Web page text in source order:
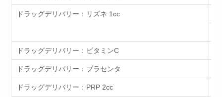
ドラッグデリバリー：リズネ 1cc
ドラッグデリバリー：ビタミンC
ドラッグデリバリー：プラセンタ
ドラッグデリバリー：PRP 2cc